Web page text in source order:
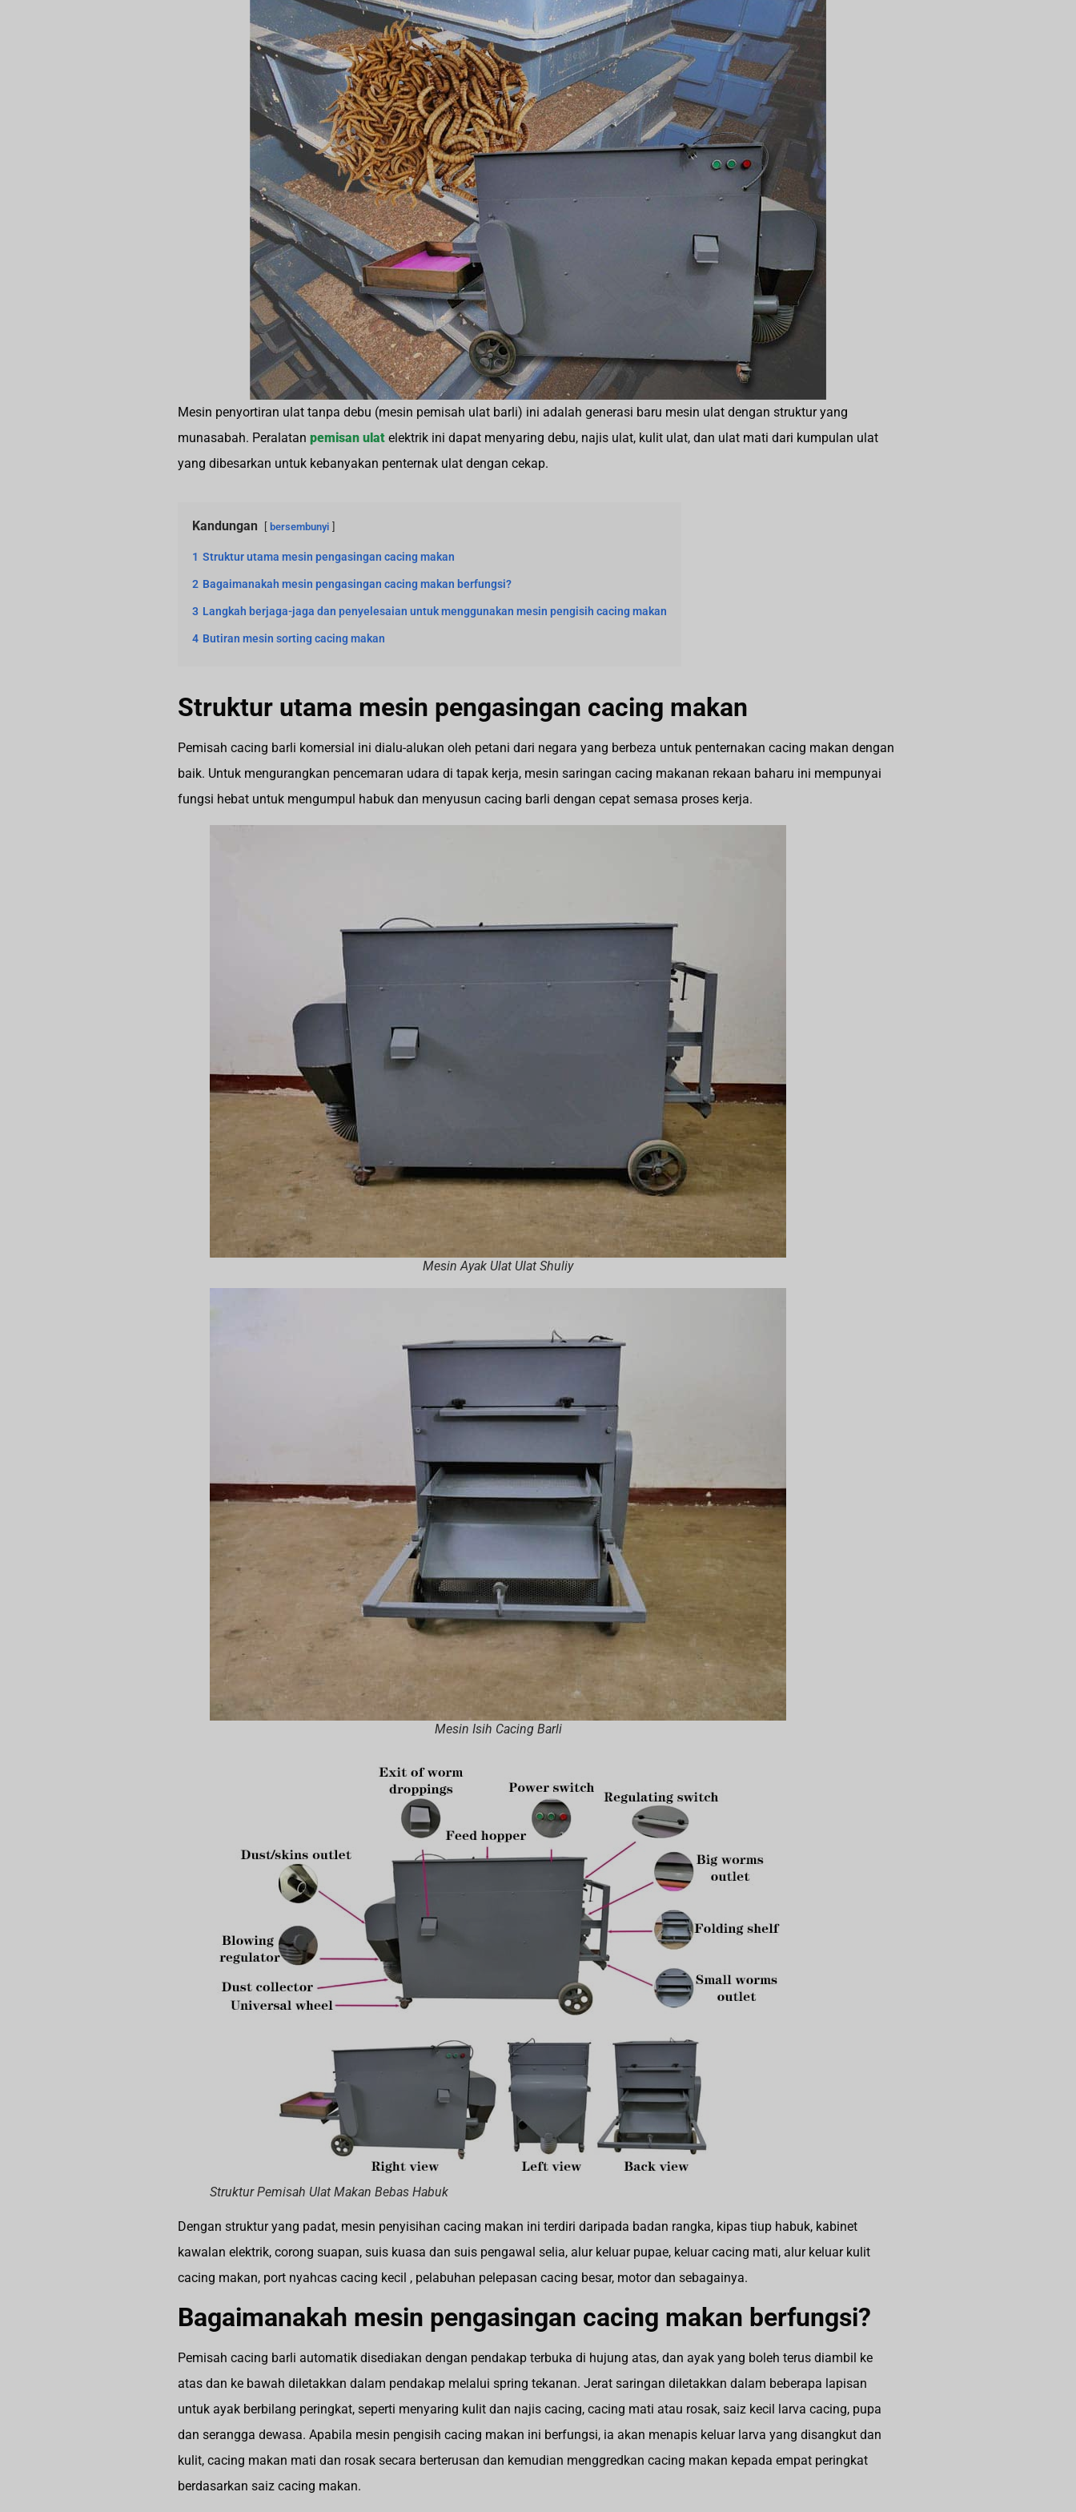
Mesin penyortiran ulat tanpa debu (mesin pemisah ulat barli) ini adalah generasi baru mesin ulat dengan struktur yang
munasabah. Peralatan pemisan ulat elektrik ini dapat menyaring debu, najis ulat, kulit ulat, dan ulat mati dari kumpulan ulat
yang dibesarkan untuk kebanyakan penternak ulat dengan cekap.
Kandungan bersembunyi
1 Struktur utama mesin pengasingan cacing makan
2 Bagaimanakah mesin pengasingan cacing makan berfungsi?
3 Langkah berjaga-jaga dan penyelesaian untuk menggunakan mesin pengisih cacing makan
4 Butiran mesin sorting cacing makan
Struktur utama mesin pengasingan cacing makan
Pemisah cacing barli komersial ini dialu-alukan oleh petani dari negara yang berbeza untuk penternakan cacing makan dengan
baik. Untuk mengurangkan pencemaran udara di tapak kerja, mesin saringan cacing makanan rekaan baharu ini mempunyai
fungsi hebat untuk mengumpul habuk dan menyusun cacing barli dengan cepat semasa proses kerja.
Mesin Ayak Ulat Ulat Shuliy
Mesin Isih Cacing Barli
Struktur Pemisah Ulat Makan Bebas Habuk
Dengan struktur yang padat, mesin penyisihan cacing makan ini terdiri daripada badan rangka, kipas tiup habuk, kabinet
kawalan elektrik, corong suapan, suis kuasa dan suis pengawal selia, alur keluar pupae, keluar cacing mati, alur keluar kulit
cacing makan, port nyahcas cacing kecil , pelabuhan pelepasan cacing besar, motor dan sebagainya.
Bagaimanakah mesin pengasingan cacing makan berfungsi?
Pemisah cacing barli automatik disediakan dengan pendakap terbuka di hujung atas, dan ayak yang boleh terus diambil ke
atas dan ke bawah diletakkan dalam pendakap melalui spring tekanan. Jerat saringan diletakkan dalam beberapa lapisan
untuk ayak berbilang peringkat, seperti menyaring kulit dan najis cacing, cacing mati atau rosak, saiz kecil larva cacing, pupa
dan serangga dewasa. Apabila mesin pengisih cacing makan ini berfungsi, ia akan menapis keluar larva yang disangkut dan
kulit, cacing makan mati dan rosak secara berterusan dan kemudian menggredkan cacing makan kepada empat peringkat
berdasarkan saiz cacing makan.